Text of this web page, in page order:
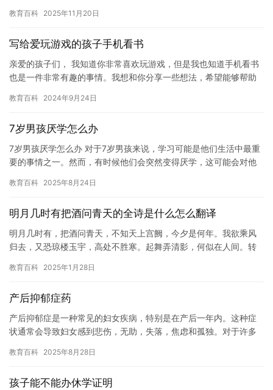
年，而有…
教育百科 2025年11月20日
写给爱玩游戏的孩子手机看书
亲爱的孩子们， 我知道你非常喜欢玩游戏，但是我也知道手机看书
也是一件非常有趣的事情。我想和你分享一些想法，希望能够帮助
有…
教育百科 2024年9月24日
7岁男孩厌学怎么办
7岁男孩厌学怎么办 对于7岁男孩来说，学习可能是他们生活中最重
要的事情之一。然而，有时候他们会突然变得厌学，这可能会对他
服…
教育百科 2025年8月24日
明月几时有把酒问青天的全诗是什么怎么翻译
明月几时有，把酒问青天，不知天上宫阙，今夕是何年。我欲乘风
归去，又恐琼楼玉宇，高处不胜寒。起舞弄清影，何似在人间。转
The…
教育百科 2025年1月28日
产后抑郁症药
产后抑郁症是一种常见的妇女疾病，特别是在产后一年内。这种症
状通常会导致妇女感到悲伤，无助，失落，焦虑和孤独。对于许多
可以帮…
教育百科 2025年8月28日
孩子能不能办休学证明